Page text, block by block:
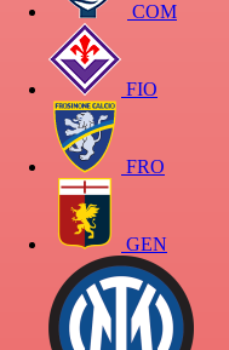
COM
FIO
FRO
GEN